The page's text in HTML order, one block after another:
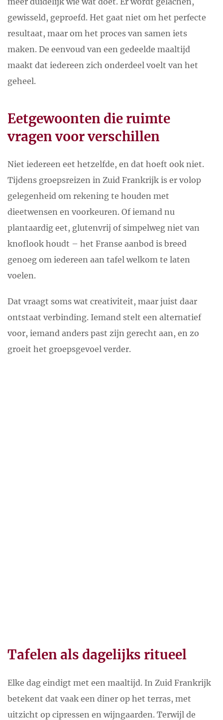
gewisseld, geproefd. Het gaat niet om het perfecte
resultaat, maar om het proces van samen iets
maken. De eenvoud van een gedeelde maaltijd
maakt dat iedereen zich onderdeel voelt van het
geheel.
Eetgewoonten die ruimte
vragen voor verschillen
Niet iedereen eet hetzelfde, en dat hoeft ook niet.
Tijdens groepsreizen in Zuid Frankrijk is er volop
gelegenheid om rekening te houden met
dieetwensen en voorkeuren. Of iemand nu
plantaardig eet, glutenvrij of simpelweg niet van
knoflook houdt – het Franse aanbod is breed
genoeg om iedereen aan tafel welkom te laten
voelen.
Dat vraagt soms wat creativiteit, maar juist daar
ontstaat verbinding. Iemand stelt een alternatief
voor, iemand anders past zijn gerecht aan, en zo
groeit het groepsgevoel verder.
Tafelen als dagelijks ritueel
Elke dag eindigt met een maaltijd. In Zuid Frankrijk
betekent dat vaak een diner op het terras, met
uitzicht op cipressen en wijngaarden. Terwijl de